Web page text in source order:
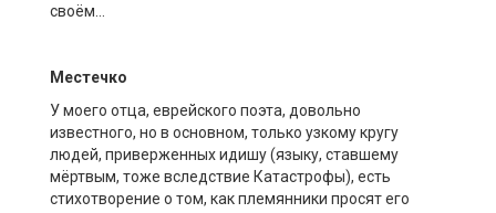
своём…
Местечко
У моего отца, еврейского поэта, довольно
известного, но в основном, только узкому кругу
людей, приверженных идишу (языку, ставшему
мёртвым, тоже вследствие Катастрофы), есть
стихотворение о том, как племянники просят его